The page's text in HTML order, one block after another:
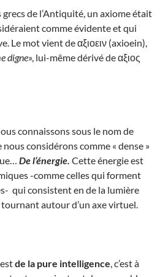
de l’Antiquité, un axiome était
comme évidente et qui
Le mot vient de αξιοειν (axioein),
digne», lui-même dérivé de αξιος
connaissons sous le nom de
considérons comme « dense »
De l’énergie. Cette énergie est
-comme celles qui forment
qui consistent en de la lumière
autour d’un axe virtuel.
de la pure intelligence , c’est à